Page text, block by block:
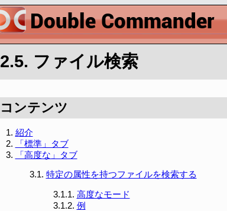
2.5. ファイル検索
コンテンツ
1. 紹介
2.
「標準」タブ
3.
「高度な」タブ
3.1. 特定の属性を持つファイルを検索する
3.1.1. 高度なモード
3.1.2. 例